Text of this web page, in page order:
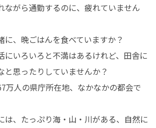
ながら通勤するのに、疲れていません
に、晩ごはんを食べていますか？
にいろいろと不満はあるけれど、田舎に
と思ったりしていませんか？
万人の県庁所在地、なかなかの都会で
は、たっぷり海・山・川がある、自然に